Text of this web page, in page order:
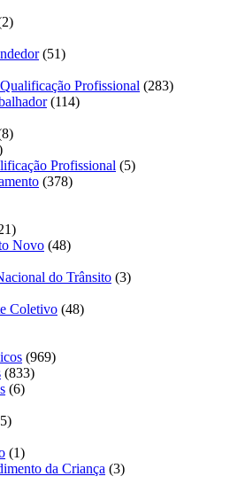
(51)
Profissional (283)
(114)
Profissional (5)
(378)
Novo (48)
do Trânsito (3)
Coletivo (48)
(969)
(833)
(6)
(1)
da Criança (3)